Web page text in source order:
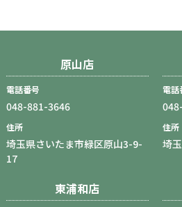
原山店
電話番号
048-881-3646
住所
埼玉県さいたま市緑区原山3-9-
17
電話
住所
埼
東浦和店